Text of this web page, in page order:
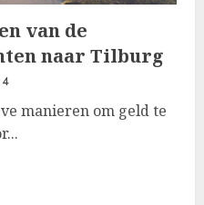
van de
naar Tilburg
manieren om geld te